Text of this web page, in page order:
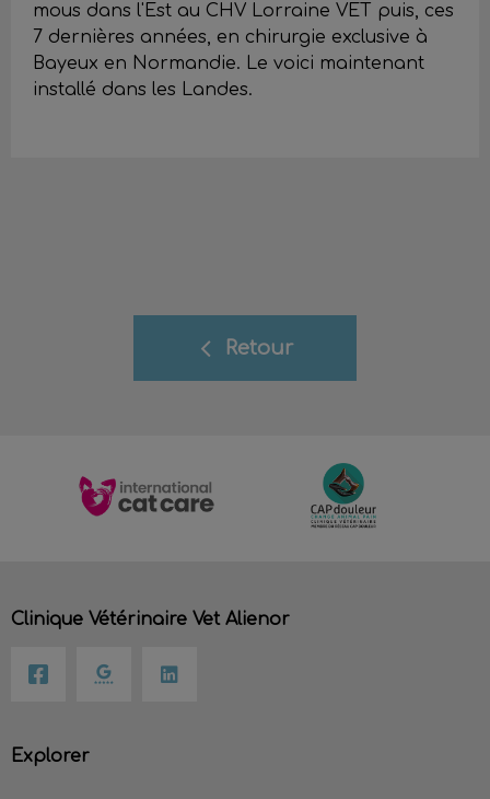
mous dans l'Est au CHV Lorraine VET puis, ces
7 dernières années, en chirurgie exclusive à
Bayeux en Normandie. Le voici maintenant
installé dans les Landes.
Retour
Explorer
Clinique Vétérinaire Vet Alienor